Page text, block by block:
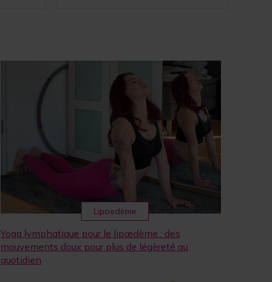
Lipoedème
Yoga lymphatique pour le lipœdème : des
mouvements doux pour plus de légèreté au
quotidien